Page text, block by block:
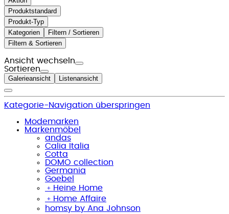
Produktstandard
Produkt-Typ
Kategorien
Filtern / Sortieren
Filtern & Sortieren
Ansicht wechseln
Sortieren
Galerieansicht Listenansicht
Kategorie-Navigation überspringen
Modemarken
Markenmöbel
andas
Calia Italia
Cotta
DOMO collection
Germania
Goebel
﹢ Heine Home
﹢ Home Affaire
homsy by Ana Johnson